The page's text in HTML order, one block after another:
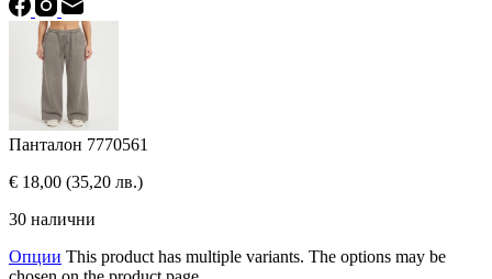
Панталон 7770561
€ 18,00 (35,20 лв.)
30 налични
Опции This product has multiple variants. The options may be